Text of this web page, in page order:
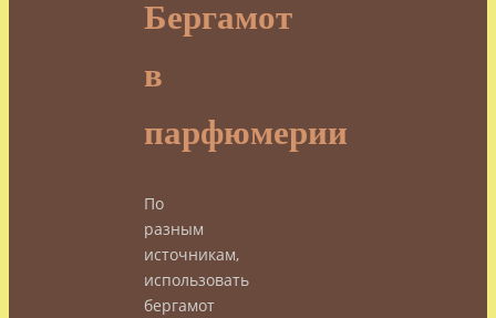
Бергамот
в
парфюмерии
По
разным
источникам,
использовать
бергамот